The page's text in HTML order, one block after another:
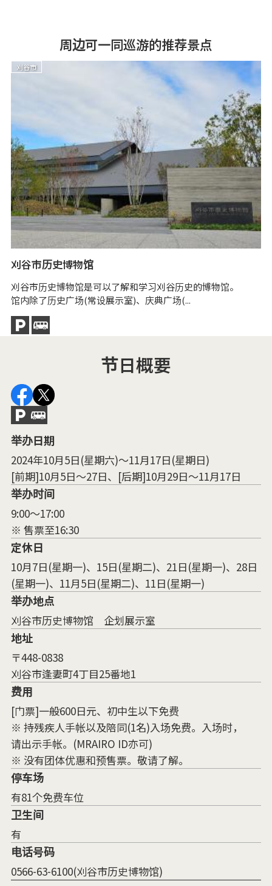
周边可一同巡游的推荐景点
刈谷市
刈谷市历史博物馆
刈谷市历史博物馆是可以了解和学习刈谷历史的博物馆。
馆内除了历史广场(常设展示室)、庆典广场(...
节日概要
举办日期
2024年10月5日(星期六)～11月17日(星期日)
[前期]10月5日～27日、[后期]10月29日～11月17日
举办时间
9:00～17:00
※ 售票至16:30
定休日
10月7日(星期一)、15日(星期二)、21日(星期一)、28日
(星期一)、11月5日(星期二)、11日(星期一)
举办地点
刈谷市历史博物馆 企划展示室
地址
〒448-0838
刈谷市逢妻町4丁目25番地1
费用
[门票]一般600日元、初中生以下免费
※ 持残疾人手帐以及陪同(1名)入场免费。入场时，
请出示手帐。(MRAIRO ID亦可)
※ 没有团体优惠和预售票。敬请了解。
停车场
有81个免费车位
卫生间
有
电话号码
0566-63-6100(刈谷市历史博物馆)